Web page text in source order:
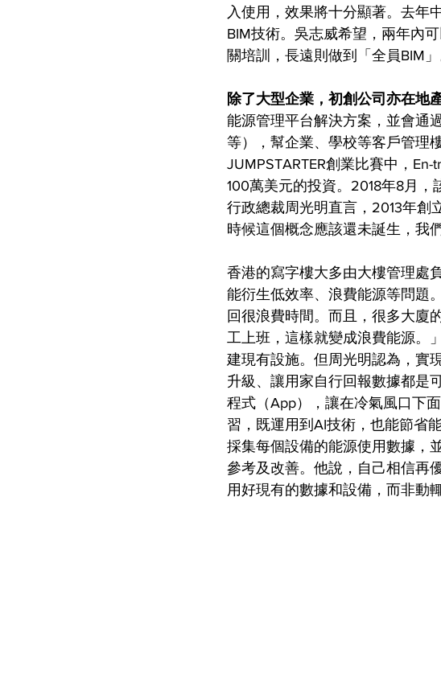
入使用，效果將十分顯著。去年
BIM技術。吳志威希望，兩年內
關培訓，長遠則做到「全員BIM」
除了大型企業，初創公司亦在地
能源管理平台解決方案，並會通
等），幫企業、學校等客戶管理
JUMPSTARTER創業比賽中，
100萬美元的投資。2018年8月
行政總裁周光明直言，2013年創
時候這個概念應該還未誕生，我
香港的寫字樓大多由大樓管理處
能衍生低效率、浪費能源等問題
回很浪費時間。而且，很多大廈
工上班，這樣就變成浪費能源。
建現有設施。但周光明認為，實
升級、讓用家自行回報數據都是
程式（App），讓在冷氣風口下
習，既運用到AI技術，也能節省
採集每個設備的能源使用數據，
參考及改善。他說，自己相信再
用好現有的數據和設備，而非動